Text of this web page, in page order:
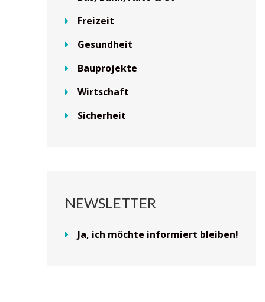
Freizeit
Gesundheit
Bauprojekte
Wirtschaft
Sicherheit
NEWSLETTER
Ja, ich möchte informiert bleiben!